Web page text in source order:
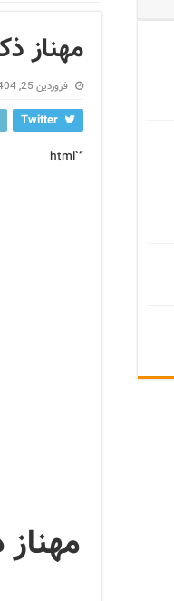
مهناز
فروردین 25, 1404
Twitter
“`html